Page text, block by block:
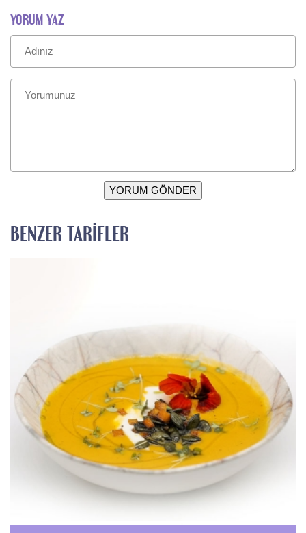
YORUM YAZ
YORUM GÖNDER
BENZER TARIFLER